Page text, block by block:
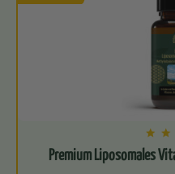
Premium Liposomales